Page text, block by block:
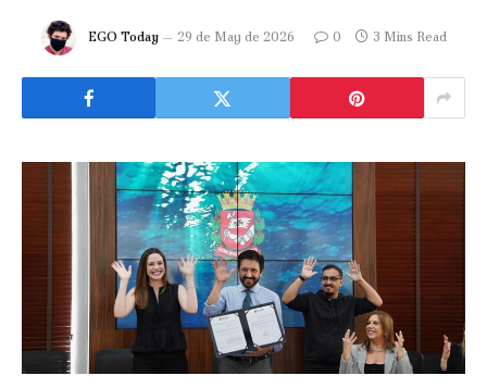
EGO Today 29 de May de 2026 0 3 Mins Read